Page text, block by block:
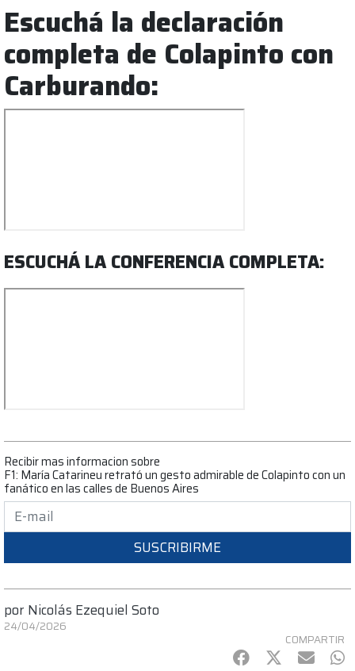
Escuchá la declaración
completa de Colapinto con
Carburando:
ESCUCHÁ LA CONFERENCIA COMPLETA:
Recibir mas informacion sobre
F1: María Catarineu retrató un gesto admirable de Colapinto con un
fanático en las calles de Buenos Aires
SUSCRIBIRME
por Nicolás Ezequiel Soto
24/04/2026
COMPARTIR
Facebook
Twitter
mail